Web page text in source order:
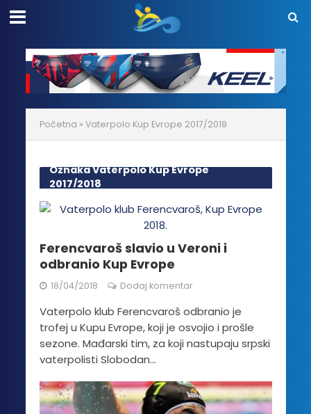
Početna » Vaterpolo Kup Evrope 2017/2018
Oznaka Vaterpolo Kup Evrope
2017/2018
Ferencvaroš slavio u Veroni i
odbranio Kup Evrope
18/04/2018 Dodaj komentar
Vaterpolo klub Ferencvaroš odbranio je
trofej u Kupu Evrope, koji je osvojio i prošle
sezone. Mađarski tim, za koji nastupaju srpski
vaterpolisti Slobodan...